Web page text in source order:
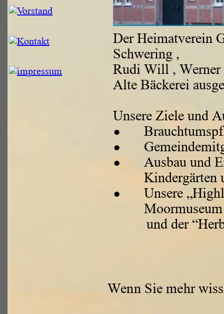
Der Heimatverein
Schwering ,
Rudi Will , Werner
Alte Bäckerei
Unsere Ziele und
•
•
•
Ausbau und
Kindergärten
•
Unsere
Moormuseum
und der
Wenn Sie mehr